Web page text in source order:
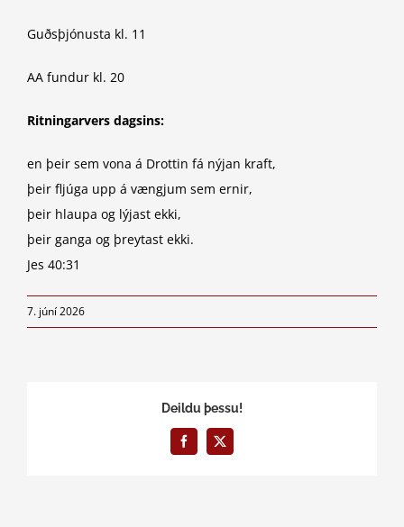
Guðsþjónusta kl. 11
AA fundur kl. 20
Ritningarvers dagsins:
en þeir sem vona á Drottin fá nýjan kraft,
þeir fljúga upp á vængjum sem ernir,
þeir hlaupa og lýjast ekki,
þeir ganga og þreytast ekki.
Jes 40:31
7. júní 2026
Deildu þessu!
Facebook
X